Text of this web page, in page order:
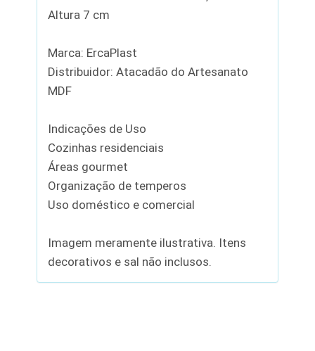
Altura 7 cm
Marca: ErcaPlast
Distribuidor: Atacadão do Artesanato
MDF
Indicações de Uso
Cozinhas residenciais
Áreas gourmet
Organização de temperos
Uso doméstico e comercial
Imagem meramente ilustrativa. Itens
decorativos e sal não inclusos.